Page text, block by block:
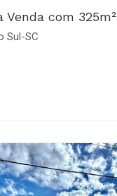
Venda com 325m²
Sul-SC